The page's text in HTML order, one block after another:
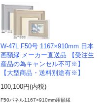
W-47L F50号 1167×910mm 日本
画額縁 メーカー直送品 【受注生
産品の為キャンセル不可※】
【大型商品・送料別途有※】
100,100円(内税)
F50パネル1167×910mm用額縁